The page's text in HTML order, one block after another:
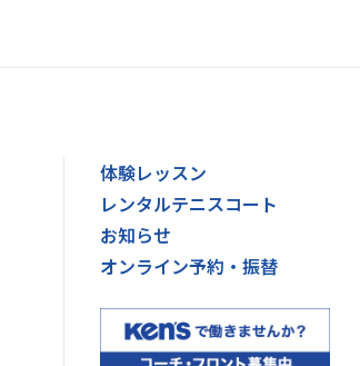
体験レッスン
レンタルテニスコート
お知らせ
オンライン予約・振替